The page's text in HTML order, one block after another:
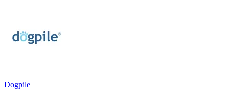
Dogpile